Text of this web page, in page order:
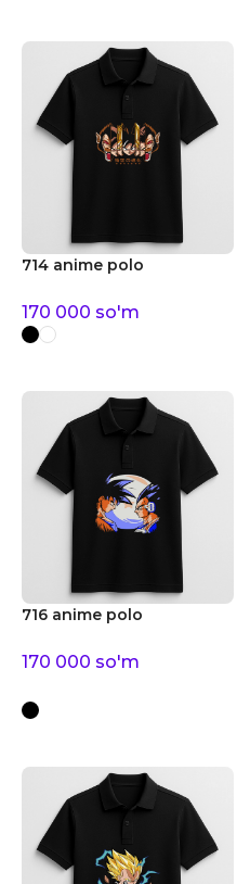
714 anime polo
170 000 so'm
716 anime polo
170 000 so'm